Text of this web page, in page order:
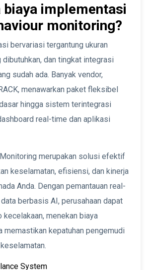
biaya implementasi
monitoring?
bervariasi tergantung ukuran
dibutuhkan, dan tingkat integrasi
sudah ada. Banyak vendor,
menawarkan paket fleksibel
hingga sistem terintegrasi
real-time dan aplikasi
merupakan solusi efektif
keselamatan, efisiensi, dan kinerja
Anda. Dengan pemantauan real-
berbasis AI, perusahaan dapat
menekan biaya
memastikan kepatuhan pengemudi